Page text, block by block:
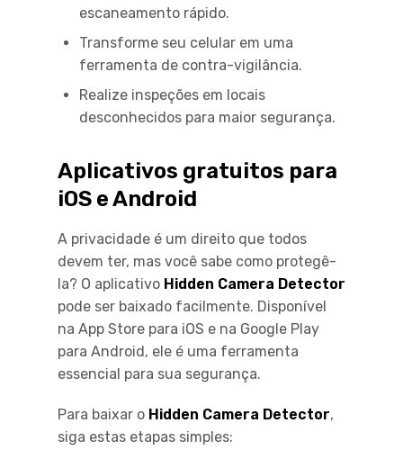
escaneamento rápido.
Transforme seu celular em uma
ferramenta de contra-vigilância.
Realize inspeções em locais
desconhecidos para maior segurança.
Aplicativos gratuitos para
iOS e Android
A privacidade é um direito que todos
devem ter, mas você sabe como protegê-
la? O aplicativo Hidden Camera Detector
pode ser baixado facilmente. Disponível
na App Store para iOS e na Google Play
para Android, ele é uma ferramenta
essencial para sua segurança.
Para baixar o Hidden Camera Detector,
siga estas etapas simples: